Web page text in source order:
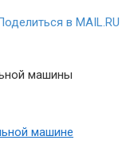
машины
машине